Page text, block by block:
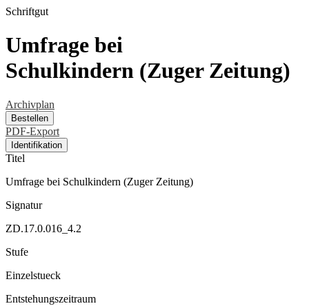
Schriftgut
Umfrage bei
Schulkindern (Zuger Zeitung)
Archivplan
Bestellen
PDF-Export
Identifikation
Titel
Umfrage bei Schulkindern (Zuger Zeitung)
Signatur
ZD.17.0.016_4.2
Stufe
Einzelstueck
Entstehungszeitraum